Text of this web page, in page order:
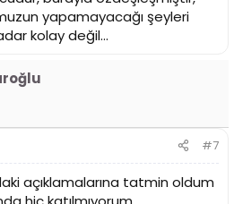
yapamayacağı şeyleri
kolay değil...
#7
açıklamalarına tatmin oldum